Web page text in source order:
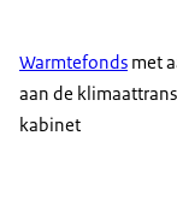
Warmtefonds met
aan de
kabinet